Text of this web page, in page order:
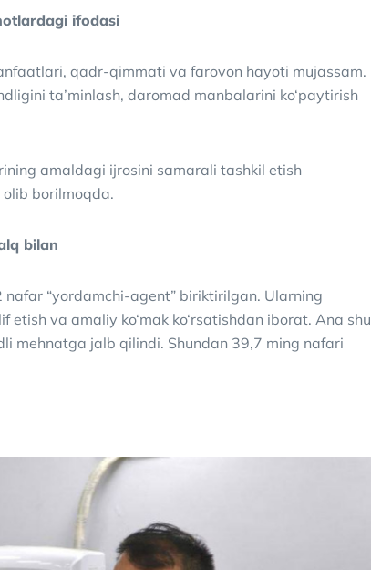
ifodasi
qadr-qimmati va farovon hayoti mujassam.
ta’minlash, daromad manbalarini ko‘paytirish
amaldagi ijrosini samarali tashkil etish
borilmoqda.
bilan
“yordamchi-agent” biriktirilgan. Ularning
va amaliy ko‘mak ko‘rsatishdan iborat. Ana shu
mehnatga jalb qilindi. Shundan 39,7 ming nafari